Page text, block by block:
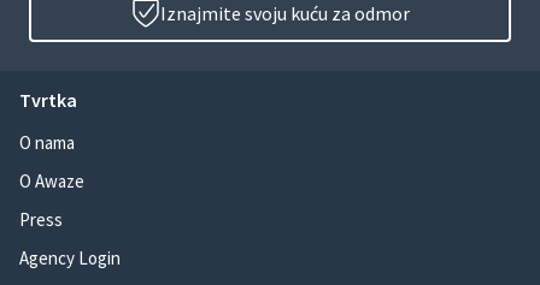
Iznajmite svoju kuću za odmor
Tvrtka
O nama
O Awaze
Press
Agency Login